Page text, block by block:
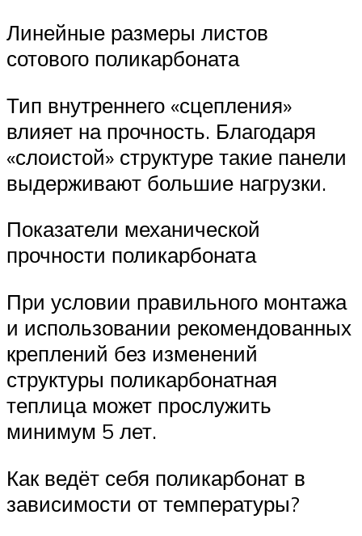
Линейные размеры листов
сотового поликарбоната
Тип внутреннего «сцепления»
влияет на прочность. Благодаря
«слоистой» структуре такие панели
выдерживают большие нагрузки.
Показатели механической
прочности поликарбоната
При условии правильного монтажа
и использовании рекомендованных
креплений без изменений
структуры поликарбонатная
теплица может прослужить
минимум 5 лет.
Как ведёт себя поликарбонат в
зависимости от температуры?